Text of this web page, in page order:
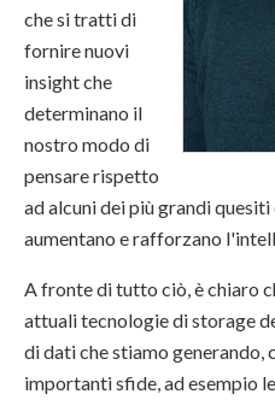
che si tratti di
fornire nuovi
insight che
determinano il
nostro modo di
pensare rispetto
ad alcuni dei più grandi
aumentano e rafforzano
A fronte di tutto ciò, è chiaro
attuali tecnologie di storage
di dati che stiamo generando,
importanti sfide, ad esempio